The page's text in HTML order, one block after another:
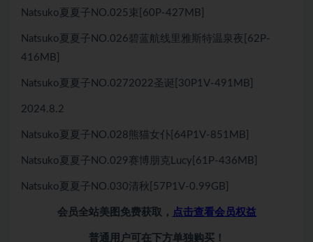
Natsuko夏夏子NO.025束[60P-427MB]
Natsuko夏夏子NO.026碧蓝航线里雅斯特温泉夜[62P-
416MB]
Natsuko夏夏子NO.0272022圣诞[30P1V-491MB]
2024.8.2
Natsuko夏夏子NO.028熊猫女仆[64P1V-851MB]
Natsuko夏夏子NO.029赛博朋克Lucy[61P-436MB]
Natsuko夏夏子NO.030清秋[57P1V-0.99GB]
会员全站美图免费获取， 点击查看会员权益
普通用户可在下方单独购买！